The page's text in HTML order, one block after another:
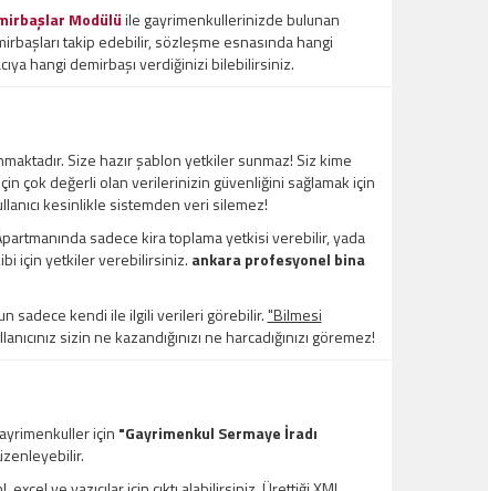
Modülüile gayrimenkullerinizde bulunan
takip edebilir, sözleşme esnasında hangi
hangi demirbaşı verdiğinizi bilebilirsiniz.
Size hazır şablon yetkiler sunmaz! Siz kime
çok değerli olan verilerinizin güvenliğini sağlamak için
kesinlikle sistemden veri silemez!
sadece kira toplama yetkisi verebilir, yada
için yetkiler verebilirsiniz. ankara profesyonel bina
sadece kendi ile ilgili verileri görebilir."Bilmesi
sizin ne kazandığınızı ne harcadığınızı göremez!
için "Gayrimenkul Sermaye İradı